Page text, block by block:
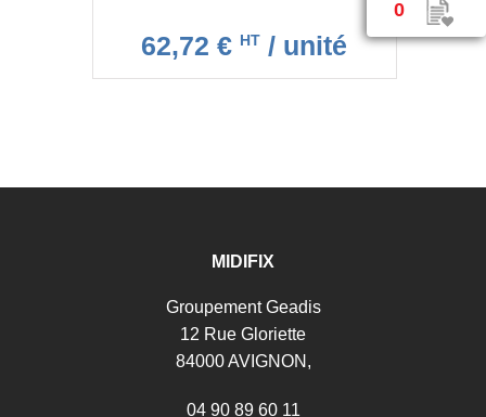
0
62,72 € HT / unité
MIDIFIX
Groupement Geadis
12 Rue Gloriette
84000 AVIGNON,
04 90 89 60 11